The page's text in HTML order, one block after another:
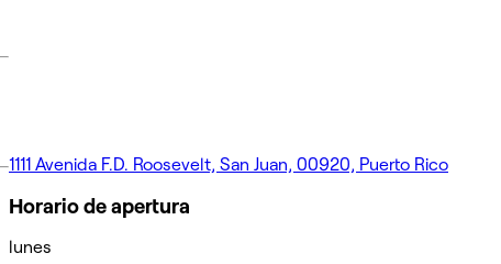
1111 Avenida F.D. Roosevelt, San Juan, 00920, Puerto Rico
Horario de apertura
lunes